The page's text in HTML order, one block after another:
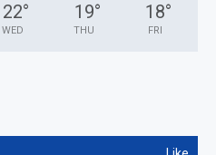
22°
WED
19°
THU
18°
FRI